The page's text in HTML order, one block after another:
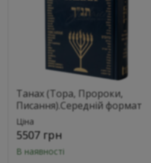
Танах (Тора, Пророки,
Писання).Середній формат
Ціна
5507 грн
В наявності